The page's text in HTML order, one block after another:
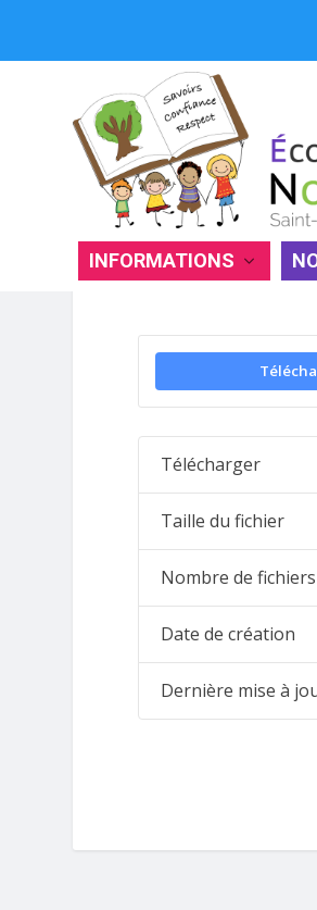
INFORMATIONS
KERMESSE
Télécharger
Taille du fichier
Nombre de fichiers
Date de création
Dernière mise à